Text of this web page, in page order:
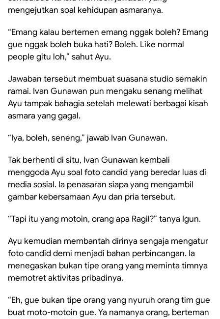
mengejutkan soal kehidupan asmaranya.
“Emang kalau bertemen emang nggak boleh? Emang
gue nggak boleh buka hati? Boleh. Like normal
people gitu loh,” sahut Ayu.
Jawaban tersebut membuat suasana studio semakin
ramai. Ivan Gunawan pun mengaku senang melihat
Ayu tampak bahagia setelah melewati berbagai kisah
asmara yang gagal.
“Iya, boleh, seneng,” jawab Ivan Gunawan.
Tak berhenti di situ, Ivan Gunawan kembali
menggoda Ayu soal foto candid yang beredar luas di
media sosial. Ia penasaran siapa yang mengambil
gambar kebersamaan Ayu dan pria tersebut.
“Tapi itu yang motoin, orang apa Ragil?” tanya Igun.
Ayu kemudian membantah dirinya sengaja mengatur
foto candid demi menjadi bahan perbincangan. Ia
menegaskan bukan tipe orang yang meminta timnya
memotret aktivitas pribadinya.
“Eh, gue bukan tipe orang yang nyuruh orang tim gue
buat moto-motoin gue. Ya namanya orang, berteman